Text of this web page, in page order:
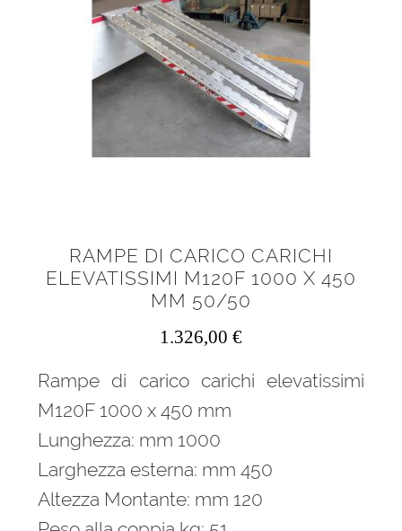
RAMPE DI CARICO CARICHI
ELEVATISSIMI M120F 1000 X 450
MM 50/50
1.326,00 €
Rampe di carico carichi elevatissimi
M120F 1000 x 450 mm
Lunghezza: mm 1000
Larghezza esterna: mm 450
Altezza Montante: mm 120